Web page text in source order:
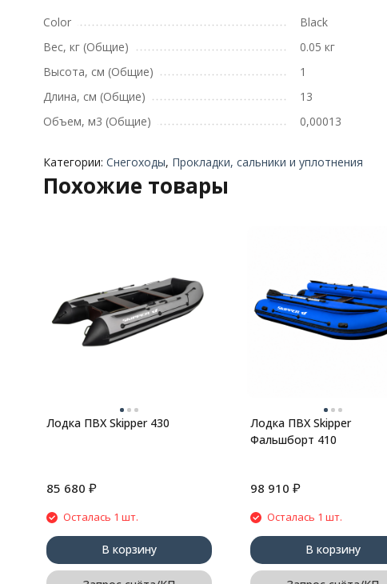
Color
Black
Вес, кг (Общие)
0.05 кг
Высота, см (Общие)
1
Длина, см (Общие)
13
Объем, м3 (Общие)
0,00013
Категории: Снегоходы, Прокладки, сальники и уплотнения
Похожие товары
Лодка ПВХ Skipper 430
85 680 ₽
Осталась 1 шт.
В корзину
Лодка ПВХ Skipper
Фальшборт 410
98 910 ₽
Осталась 1 шт.
В корзину